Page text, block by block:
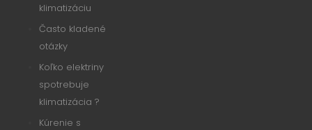
klimatizáciu
Často kladené
otázky
Koľko elektriny
spotrebuje
klimatizácia ?
Kúrenie s